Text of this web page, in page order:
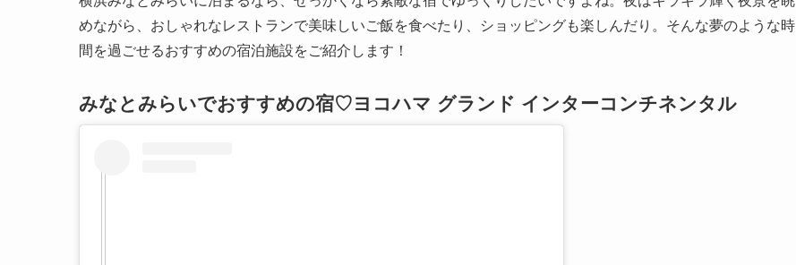
めながら、おしゃれなレストランで美味しいご飯を食べたり、ショッピングも楽しんだり。そんな夢のような時
間を過ごせるおすすめの宿泊施設をご紹介します！
みなとみらいでおすすめの宿♡ヨコハマ グランド インターコンチネンタル